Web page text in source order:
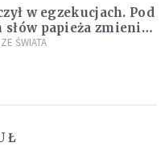
w egzekucjach. Pod
słów papieża zmienił
ŚWIATA